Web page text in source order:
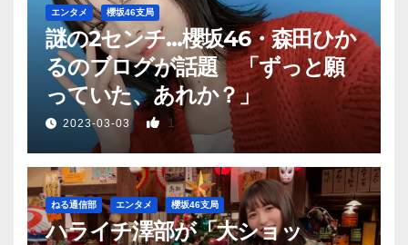
エンタメ 櫻坂46支局
謎の2センチ…櫻坂46・森田ひか
るのブログが話題 「ずっと願
っていた、あれか？」
2023-03-03 1
ねる通信部 エンタメ 櫻坂46支局
ハライチ澤部が「大ショッ